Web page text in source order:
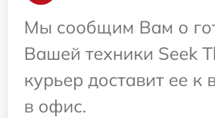
Мы сообщим Вам о
Вашей техники Seek
курьер доставит ее
в офис.